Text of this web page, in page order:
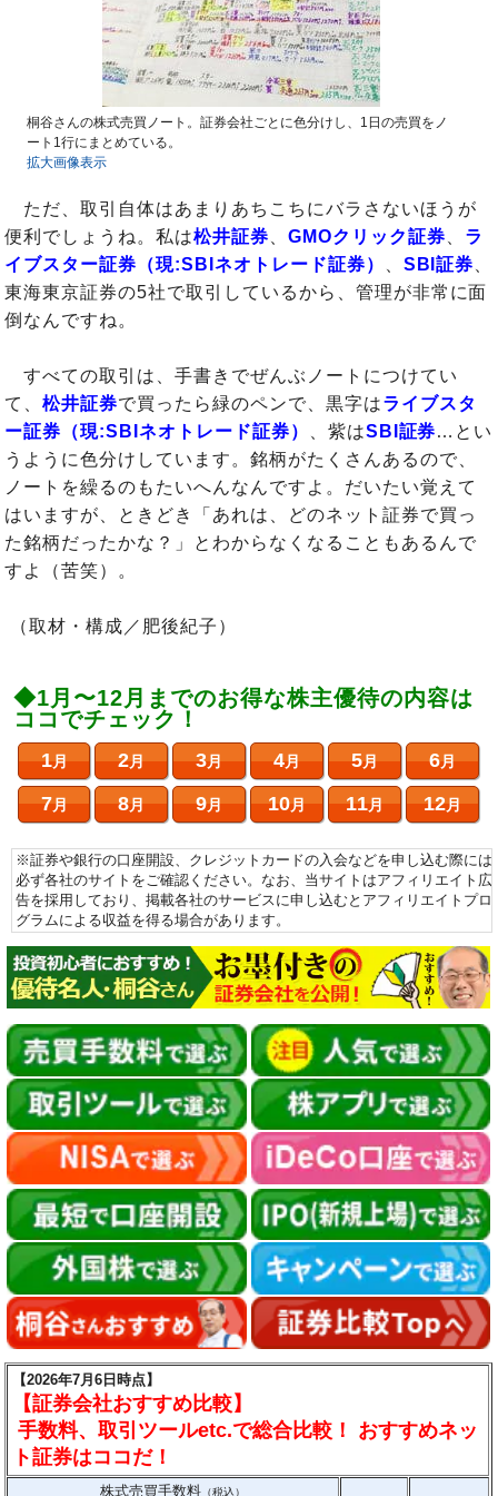
桐谷さんの株式売買ノート。証券会社ごとに色分けし、1日の売買をノ
ート1行にまとめている。
拡大画像表示
ただ、取引自体はあまりあちこちにバラさないほうが
便利でしょうね。私は松井証券 GMOクリック証券
ラ
イブスター証券（現:SBIネオトレード証券）
SBI証券
東海東京証券の5社で取引しているから、管理が非常に面
倒なんですね。
すべての取引は、手書きでぜんぶノートにつけてい
て、松井証券で買ったら緑のペンで、黒字はライブスタ
ー証券（現:SBIネオトレード証券）
、紫はSBI証券…とい
うように色分けしています。銘柄がたくさんあるので、
ノートを繰るのもたいへんなんですよ。だいたい覚えて
はいますが、ときどき「あれは、どのネット証券で買っ
た銘柄だったかな？」とわからなくなることもあるんで
すよ（苦笑）。
（取材・構成／肥後紀子）
◆1月〜12月までのお得な株主優待の内容は
ココでチェック！
1月 2月 3月 4月 5月 6月
7月 8月 9月 10月 11月 12月
※証券や銀行の口座開設、クレジットカードの入会などを申し込む際には
必ず各社のサイトをご確認ください。なお、当サイトはアフィリエイト広
告を採用しており、掲載各社のサービスに申し込むとアフィリエイトプロ
グラムによる収益を得る場合があります。
【2026年7月6日時点】
【証券会社おすすめ比較】
手数料、取引ツールetc.で総合比較！ おすすめネッ
ト証券はココだ！
株式売買手数料 （税込）